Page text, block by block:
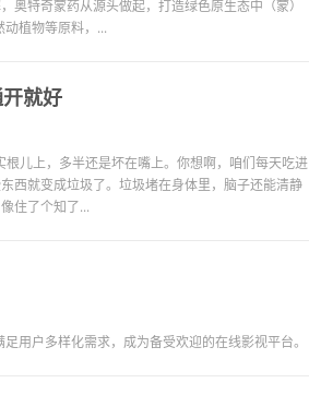
特奇蒙药从源头做起，打造绿色原生态中（蒙）
植物等原料，...
就好
儿上，多半还是坏在嘴上。你想啊，咱们每天吃进
西就变成垃圾了。垃圾堵在身体里，脑子还能清静
住了个知了...
用户多样化需求，成为备受欢迎的在线影视平台。